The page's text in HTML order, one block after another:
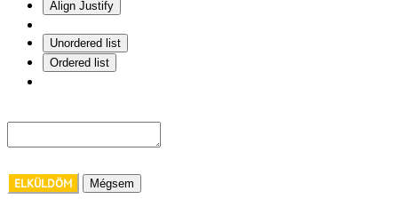
Align Justify
Unordered list
Ordered list
ELKÜLDÖM Mégsem